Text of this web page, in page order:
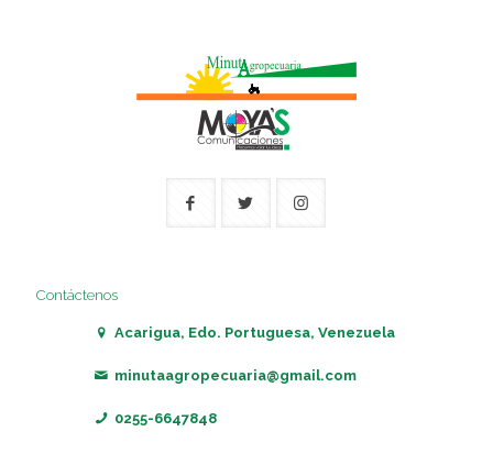
Contáctenos
Acarigua, Edo. Portuguesa, Venezuela
minutaagropecuaria@gmail.com
0255-6647848